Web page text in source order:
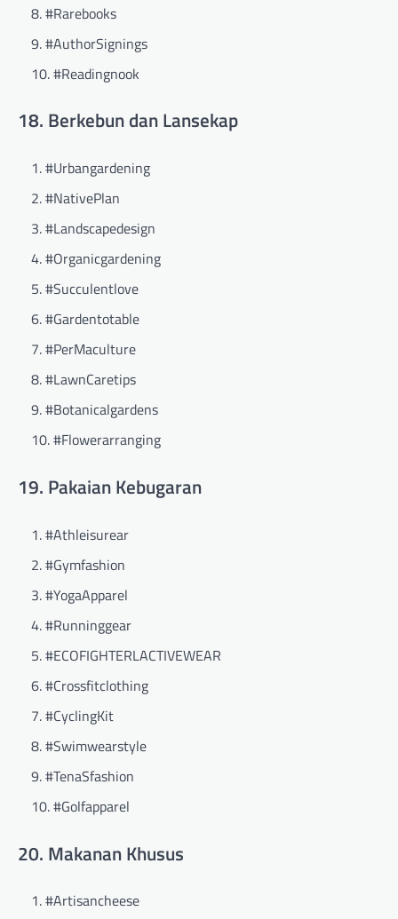
#Rarebooks
#AuthorSignings
#Readingnook
18. Berkebun dan Lansekap
#Urbangardening
#NativePlan
#Landscapedesign
#Organicgardening
#Succulentlove
#Gardentotable
#PerMaculture
#LawnCaretips
#Botanicalgardens
#Flowerarranging
19. Pakaian Kebugaran
#Athleisurear
#Gymfashion
#YogaApparel
#Runninggear
#ECOFIGHTERLACTIVEWEAR
#Crossfitclothing
#CyclingKit
#Swimwearstyle
#TenaSfashion
#Golfapparel
20. Makanan Khusus
#Artisancheese